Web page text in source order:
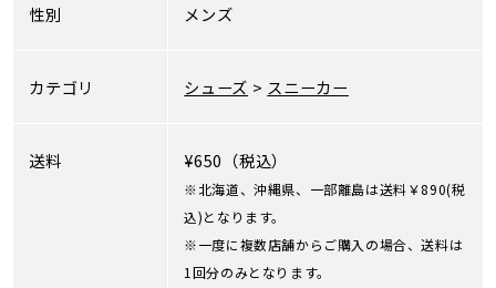
性別 メンズ
カテゴリ シューズ > スニーカー
送料 ¥650（税込）
※北海道、沖縄県、一部離島は送料￥890(税
込)となります。
※一度に複数店舗からご購入の場合、送料は
1回分のみとなります。